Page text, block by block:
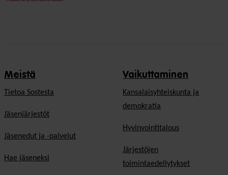
Meistä
Tietoa Sostesta
Jäsenjärjestöt
Jäsenedut ja -palvelut
Hae jäseneksi
Vaikuttaminen
Kansalaisyhteiskunta ja
demokratia
Hyvinvointitalous
Järjestöjen
toimintaedellytykset